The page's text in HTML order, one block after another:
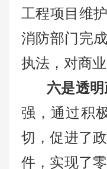
工程项目维
消防部门完
执法，对商
六是透
强，通过积
切，促进了
件，实现了